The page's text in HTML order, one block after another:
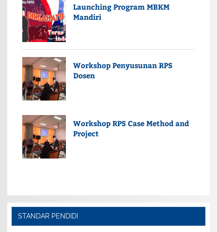
Launching Program MBKM
Mandiri
Workshop Penyusunan RPS
Dosen
Workshop RPS Case Method and
Project
STANDAR PENDIDI